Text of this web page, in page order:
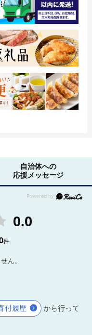
自治体への
応援メッセージ
0.0
件
ん。
付履歴
から行って